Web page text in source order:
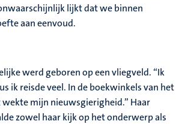
lijkt dat we binnen
aan eenvoud.
werd geboren op een vliegveld. “Ik
ik reisde veel. In de boekwinkels van het
mijn nieuwsgierigheid.” Haar
zowel haar kijk op het onderwerp als